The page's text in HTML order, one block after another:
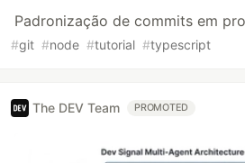
Padronização de commits em
#git #node #tutorial #typescript
The DEV Team PROMOTED